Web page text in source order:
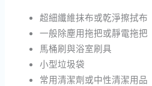
超細纖維抹布或乾淨擦拭布
一般除塵用拖把或靜電拖把
馬桶刷與浴室刷具
小型垃圾袋
常用清潔劑或中性清潔用品